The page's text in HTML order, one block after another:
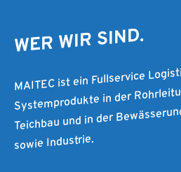
WER WIR SIND.
MAITEC ist ein Fullservice
Systemprodukte in der
Teichbau und in der
sowie Industrie.